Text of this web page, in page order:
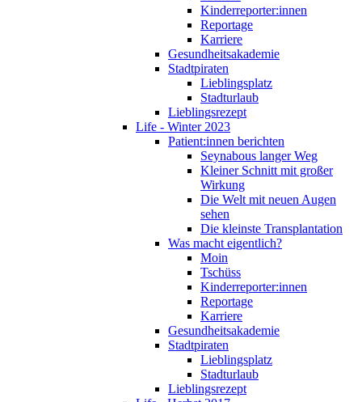
Kinderreporter:innen
Reportage
Karriere
Gesundheitsakademie
Stadtpiraten
Lieblingsplatz
Stadturlaub
Lieblingsrezept
Life - Winter 2023
Patient:innen berichten
Seynabous langer Weg
Kleiner Schnitt mit großer
Wirkung
Die Welt mit neuen Augen
sehen
Die kleinste Transplantation
Was macht eigentlich?
Moin
Tschüss
Kinderreporter:innen
Reportage
Karriere
Gesundheitsakademie
Stadtpiraten
Lieblingsplatz
Stadturlaub
Lieblingsrezept